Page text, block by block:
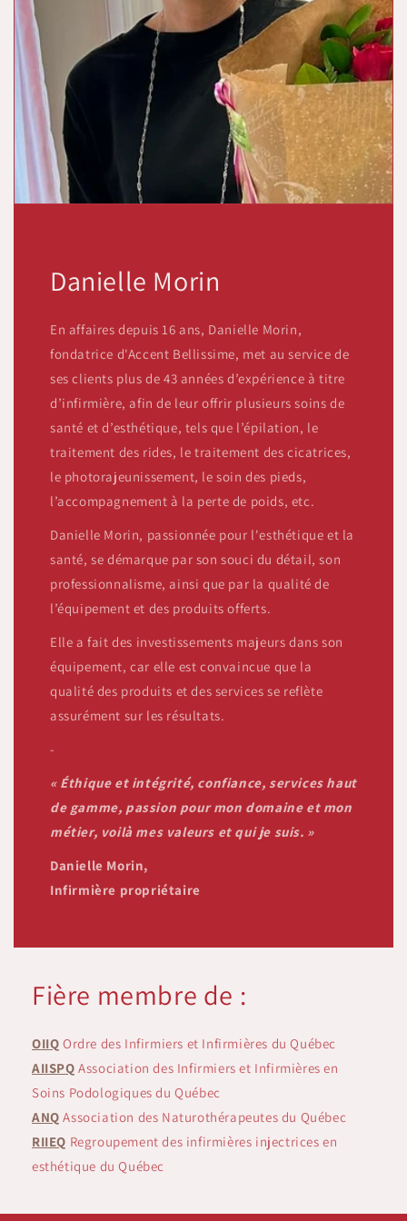
Danielle Morin
En affaires depuis 16 ans, Danielle Morin,
fondatrice d'Accent Bellissime, met au service de
ses clients plus de 43 années d’expérience à titre
d’infirmière, afin de leur offrir plusieurs soins de
santé et d’esthétique, tels que l’épilation, le
traitement des rides, le traitement des cicatrices,
le photorajeunissement, le soin des pieds,
l’accompagnement à la perte de poids, etc.
Danielle Morin, passionnée pour l'esthétique et la
santé, se démarque par son souci du détail, son
professionnalisme, ainsi que par la qualité de
l’équipement et des produits offerts.
Elle a fait des investissements majeurs dans son
équipement, car elle est convaincue que la
qualité des produits et des services se reflète
assurément sur les résultats.
-
« Éthique et intégrité, confiance, services haut
de gamme, passion pour mon domaine et mon
métier, voilà mes valeurs et qui je suis. »
Danielle Morin,
Infirmière propriétaire
Fière membre de :
OIIQ Ordre des Infirmiers et Infirmières du Québec
AIISPQ Association des Infirmiers et Infirmières en
Soins Podologiques du Québec
ANQ Association des Naturothérapeutes du Québec
RIIEQ Regroupement des infirmières injectrices en
esthétique du Québec